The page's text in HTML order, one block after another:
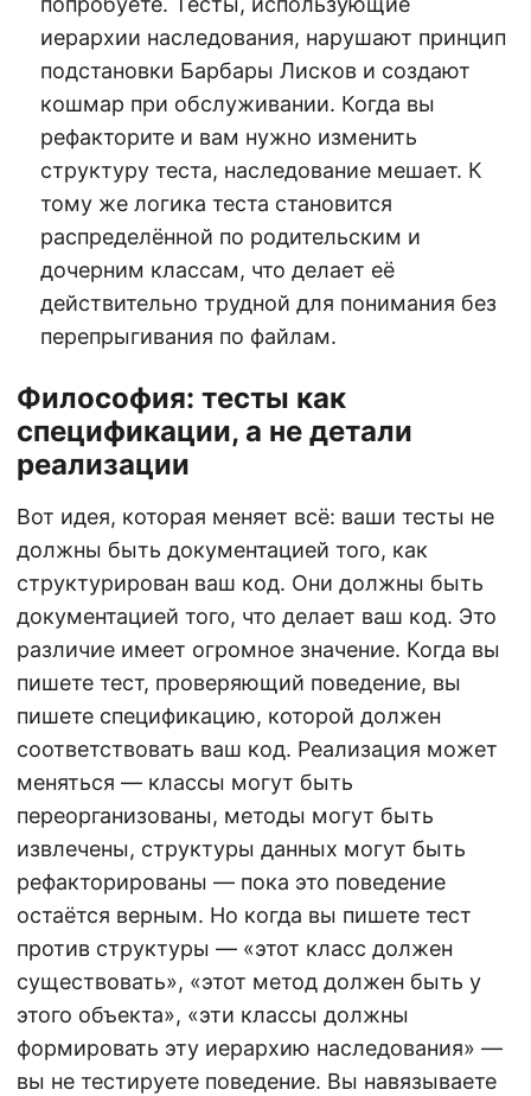
иерархии наследования, нарушают принцип
подстановки Барбары Лисков и создают
кошмар при обслуживании. Когда вы
рефакторите и вам нужно изменить
структуру теста, наследование мешает. К
тому же логика теста становится
распределённой по родительским и
дочерним классам, что делает её
действительно трудной для понимания без
перепрыгивания по файлам.
Философия: тесты как
спецификации, а не детали
реализации
Вот идея, которая меняет всё: ваши тесты не
должны быть документацией того, как
структурирован ваш код. Они должны быть
документацией того, что делает ваш код. Это
различие имеет огромное значение. Когда вы
пишете тест, проверяющий поведение, вы
пишете спецификацию, которой должен
соответствовать ваш код. Реализация может
меняться — классы могут быть
переорганизованы, методы могут быть
извлечены, структуры данных могут быть
рефакторированы — пока это поведение
остаётся верным. Но когда вы пишете тест
против структуры — «этот класс должен
существовать», «этот метод должен быть у
этого объекта», «эти классы должны
формировать эту иерархию наследования» —
вы не тестируете поведение. Вы навязываете